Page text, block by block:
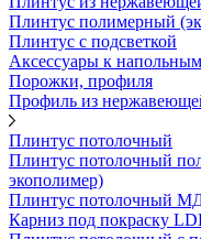
Плинтус полимерный
Плинтус с подсветкой
Аксессуары к
Порожки, профиля
Профиль из
Плинтус потолочный
Плинтус потолочный
экополимер)
Плинтус потолочный
Карниз под покраску